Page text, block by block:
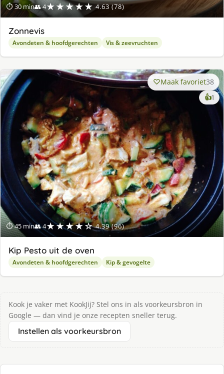
⏱ 30 min👥 4★★★★★ 4.63 (78)
Zonnevis
Avondeten & hoofdgerechten Vis & zeevruchten
⏱ 45 min👥 4★★★★☆ 4.39 (96)
Maak favoriet38
👍1
Kip Pesto uit de oven
Avondeten & hoofdgerechten Kip & gevogelte
Kook je vaker met KookJij? Stel ons in als voorkeursbron in
Google — dan vind je onze recepten sneller terug.
Instellen als voorkeursbron